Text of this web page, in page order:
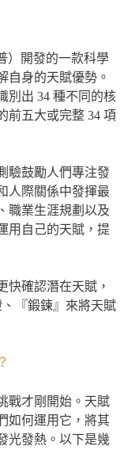
）開發的一款科學
自身的天賦優勢。
別出 34 種不同的核
前五大或完整 34 項
驗鼓勵人們專注發
人際關係中發揮最
職業生涯規劃以及
用自己的天賦，提
快確認潛在天賦，
、『鍛鍊』來將天賦
戰才剛開始。天賦
如何運用它，將其
光發熱。以下是幾